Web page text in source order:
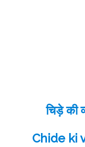
चिड़े की
Chide ki